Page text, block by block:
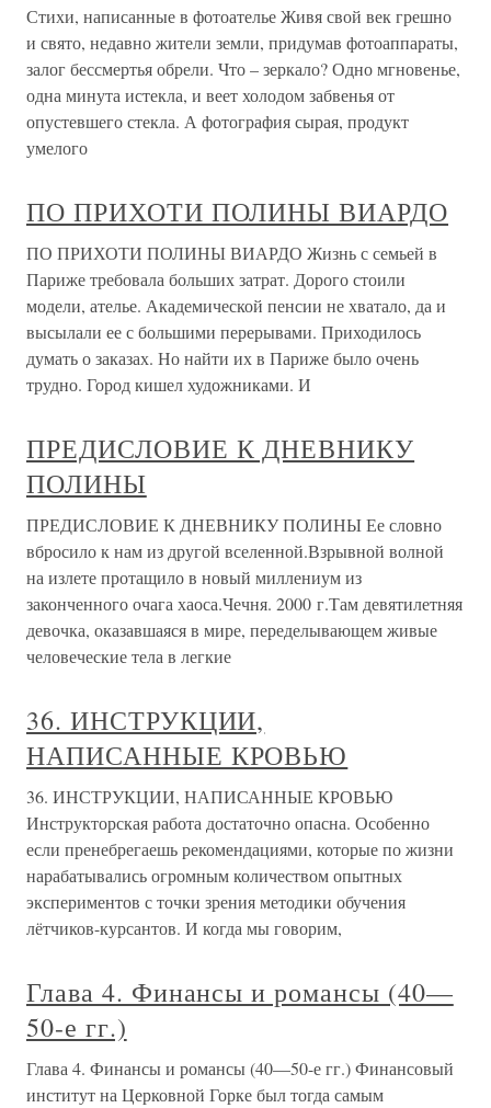
Стихи, написанные в фотоателье Живя свой век грешно
и свято, недавно жители земли, придумав фотоаппараты,
залог бессмертья обрели. Что – зеркало? Одно мгновенье,
одна минута истекла, и веет холодом забвенья от
опустевшего стекла. А фотография сырая, продукт
умелого
ПО ПРИХОТИ ПОЛИНЫ ВИАРДО
ПО ПРИХОТИ ПОЛИНЫ ВИАРДО Жизнь с семьей в
Париже требовала больших затрат. Дорого стоили
модели, ателье. Академической пенсии не хватало, да и
высылали ее с большими перерывами. Приходилось
думать о заказах. Но найти их в Париже было очень
трудно. Город кишел художниками. И
ПРЕДИСЛОВИЕ К ДНЕВНИКУ
ПОЛИНЫ
ПРЕДИСЛОВИЕ К ДНЕВНИКУ ПОЛИНЫ Ее словно
вбросило к нам из другой вселенной.Взрывной волной
на излете протащило в новый миллениум из
законченного очага хаоса.Чечня. 2000 г.Там девятилетняя
девочка, оказавшаяся в мире, переделывающем живые
человеческие тела в легкие
36. ИНСТРУКЦИИ,
НАПИСАННЫЕ КРОВЬЮ
36. ИНСТРУКЦИИ, НАПИСАННЫЕ КРОВЬЮ
Инструкторская работа достаточно опасна. Особенно
если пренебрегаешь рекомендациями, которые по жизни
нарабатывались огромным количеством опытных
экспериментов с точки зрения методики обучения
лётчиков-курсантов. И когда мы говорим,
Глава 4. Финансы и романсы (40—
50-е гг.)
Глава 4. Финансы и романсы (40—50-е гг.) Финансовый
институт на Церковной Горке был тогда самым